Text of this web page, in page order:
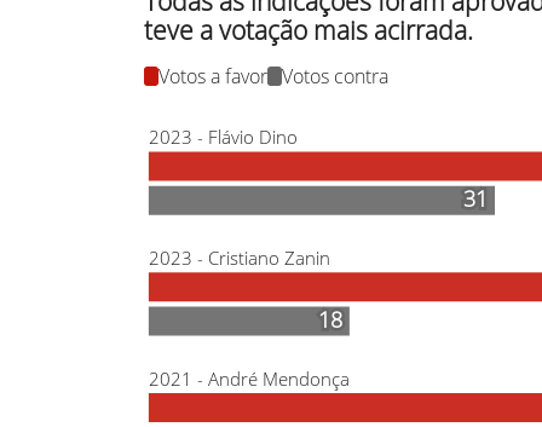
teve a votação mais acirrada.
Votos a favor Votos contra
2021 - André Mendonça
2023 - Cristiano Zanin
2023 - Flávio Dino
18
18
31
31